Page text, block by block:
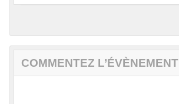
COMMENTEZ L’ÉVÈNEMENT